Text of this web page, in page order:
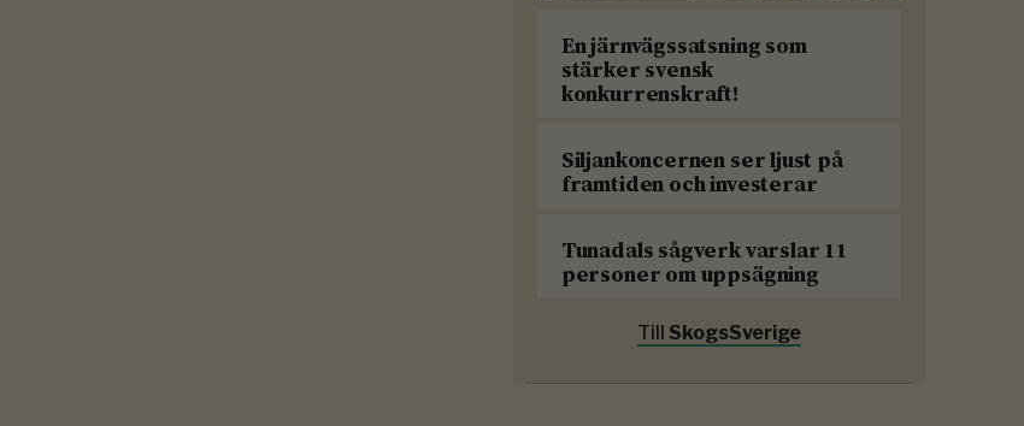
En järnvägssatsning som
stärker svensk
konkurrenskraft!
Siljankoncernen ser ljust på
framtiden och investerar
Tunadals sågverk varslar 11
personer om uppsägning
Till SkogsSverige